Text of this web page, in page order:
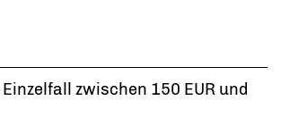
zwischen 150 EUR und